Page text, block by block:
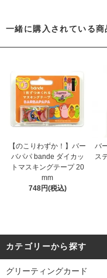
一緒に購入されている商
【のこりわずか！】バー
バパパ bande ダイカッ
トマスキングテープ 20
mm
748円(税込)
バ
ス
カテゴリーから探す
グリーティングカード